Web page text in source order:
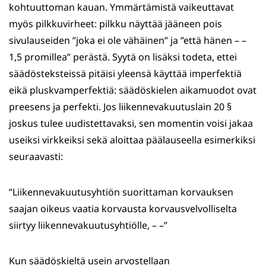
kohtuuttoman kauan. Ymmärtämistä vaikeuttavat
myös pilkkuvirheet: pilkku näyttää jääneen pois
sivulauseiden ”joka ei ole vähäinen” ja ”että hänen – –
1,5 promillea” perästä. Syytä on lisäksi todeta, ettei
säädösteksteissä pitäisi yleensä käyttää imperfektiä
eikä pluskvamperfektiä: säädöskielen aikamuodot ovat
preesens ja perfekti. Jos liikennevakuutuslain 20 §
joskus tulee uudistettavaksi, sen momentin voisi jakaa
useiksi virkkeiksi sekä aloittaa päälauseella esimerkiksi
seuraavasti:
”Liikennevakuutusyhtiön suorittaman korvauksen
saajan oikeus vaatia korvausta korvausvelvolliselta
siirtyy liikennevakuutusyhtiölle, – –”
Kun säädöskieltä usein arvostellaan